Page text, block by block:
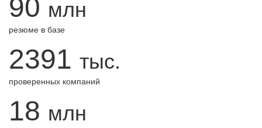
90 млн
резюме в базе
2391 тыс.
проверенных компаний
18 млн